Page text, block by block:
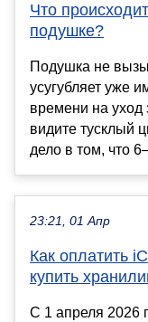
Что
подушке?
Подушка не
усугубляет уже
времени на уход
видите тусклый
дело в том, что
23:21, 01 Апр
Как оплатить
купить
С 1 апреля 2026